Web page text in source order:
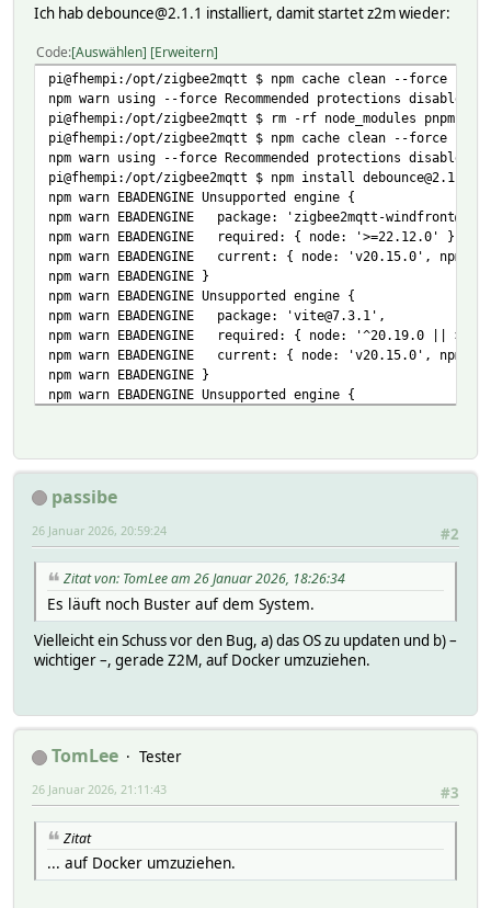
0|zigbee2mqtt | at Object.<anonymous> (/opt/
0|zigbee2mqtt | }
Ich hab debounce@2.1.1 installiert, damit startet z2m wieder:
Code Auswählen Erweitern
pi@fhempi:/opt/zigbee2mqtt $ npm cache clean --force
npm warn using --force Recommended protections disabled.
pi@fhempi:/opt/zigbee2mqtt $ rm -rf node_modules pnpm-
pi@fhempi:/opt/zigbee2mqtt $ npm cache clean --force
npm warn using --force Recommended protections disabled.
pi@fhempi:/opt/zigbee2mqtt $ npm install debounce@2.1.1
npm warn EBADENGINE Unsupported engine {
npm warn EBADENGINE package: 'zigbee2mqtt-
npm warn EBADENGINE required: { node: '>=22.12.0' },
npm warn EBADENGINE current: { node: 'v20.15.0', npm:
npm warn EBADENGINE }
npm warn EBADENGINE Unsupported engine {
npm warn EBADENGINE package: 'vite@7.3.1',
npm warn EBADENGINE required: { node: '^20.19.0 ||
npm warn EBADENGINE current: { node: 'v20.15.0', npm:
npm warn EBADENGINE }
npm warn EBADENGINE Unsupported engine {
npm warn EBADENGINE current: { node: 'v20.15.0', npm:
npm warn EBADENGINE }
added 277 packages, and audited 278 packages in 6m
59 packages are looking for funding
run `npm fund` for details
found 0 vulnerabilities
passibe
#2
26 Januar 2026, 20:59:24
Zitat von: TomLee am 26 Januar 2026, 18:26:34
Es läuft noch Buster auf dem System.
Vielleicht ein Schuss vor den Bug, a) das OS zu updaten und b) –
wichtiger –, gerade Z2M, auf Docker umzuziehen.
TomLee
Tester
#3
26 Januar 2026, 21:11:43
Zitat
... auf Docker umzuziehen.